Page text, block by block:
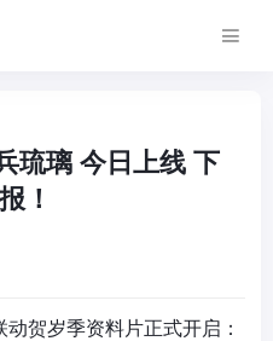
琉璃 今日上线 下
！
贺岁季资料片正式开启：